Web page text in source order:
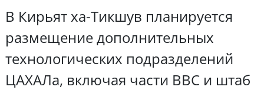
В Кирьят ха-Тикшув планируется
размещение дополнительных
технологических подразделений
ЦАХАЛа, включая части ВВС и штаб